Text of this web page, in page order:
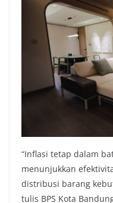
“Inflasi tetap dalam
menunjukkan
distribusi barang
tulis BPS Kota